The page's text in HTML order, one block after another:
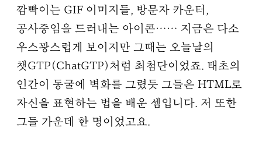
깜빡이는 GIF 이미지들, 방문자 카운터,
공사중임을 드러내는 아이콘…… 지금은 다소
우스꽝스럽게 보이지만 그때는 오늘날의
챗GTP(ChatGTP)처럼 최첨단이었죠. 태초의
인간이 동굴에 벽화를 그렸듯 그들은 HTML로
자신을 표현하는 법을 배운 셈입니다. 저 또한
그들 가운데 한 명이었고요.